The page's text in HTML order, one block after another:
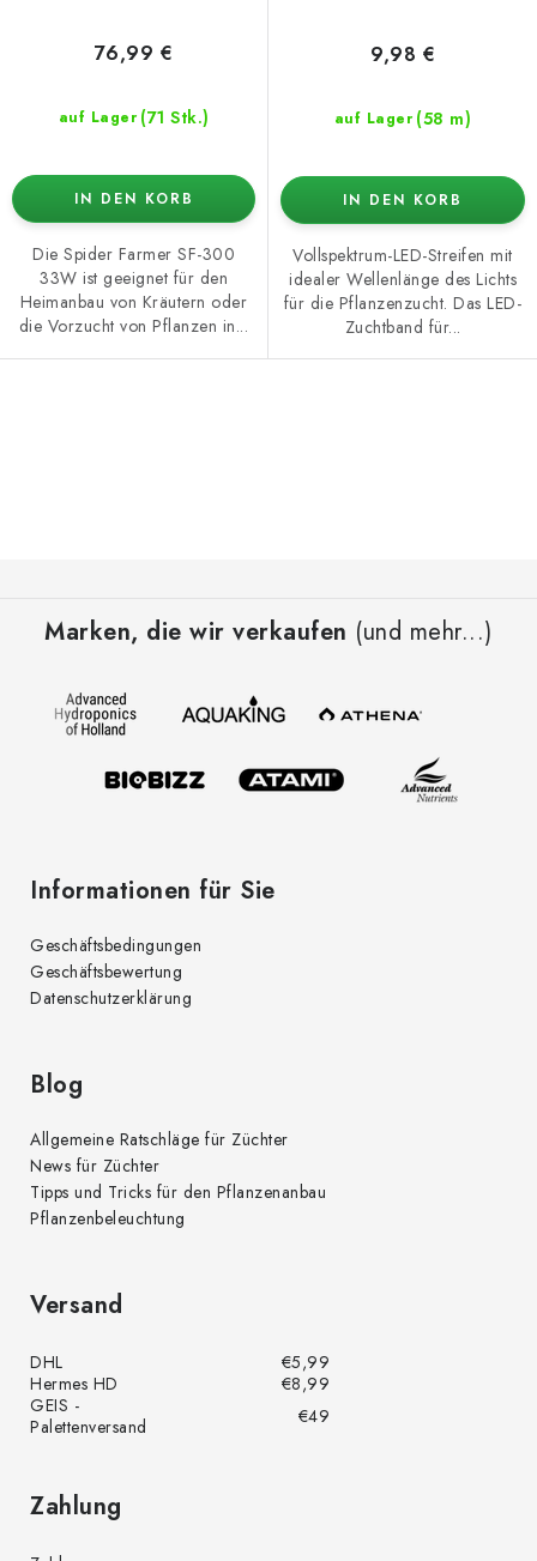
auf Lager (71 Stk.)
76,99 €
IN DEN KORB
Die Spider Farmer SF-300
33W ist geeignet für den
Heimanbau von Kräutern oder
die Vorzucht von Pflanzen in...
auf Lager (58 m)
9,98 €
IN DEN KORB
Vollspektrum-LED-Streifen mit
idealer Wellenlänge des Lichts
für die Pflanzenzucht. Das LED-
Zuchtband für...
Marken, die wir verkaufen (und mehr...)
Informationen für Sie
Geschäftsbedingungen
Geschäftsbewertung
Datenschutzerklärung
Blog
Allgemeine Ratschläge für Züchter
News für Züchter
Tipps und Tricks für den Pflanzenanbau
Pflanzenbeleuchtung
Versand
DHL
€5,99
Hermes HD
€8,99
GEIS -
Palettenversand
€49
Zahlung